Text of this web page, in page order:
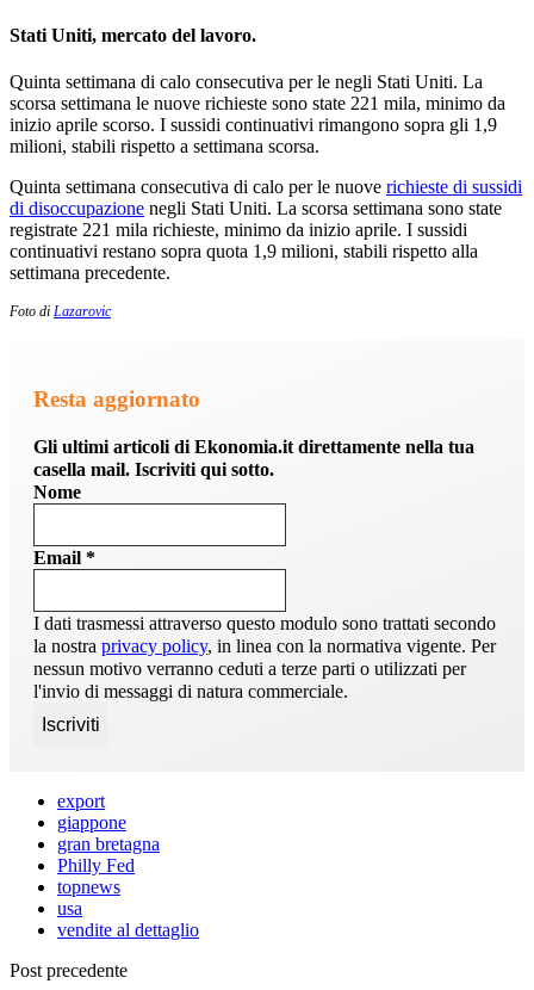
Stati Uniti, mercato del lavoro.
Quinta settimana di calo consecutiva per le negli Stati Uniti. La
scorsa settimana le nuove richieste sono state 221 mila, minimo da
inizio aprile scorso. I sussidi continuativi rimangono sopra gli 1,9
milioni, stabili rispetto a settimana scorsa.
Quinta settimana consecutiva di calo per le nuove richieste di sussidi
di disoccupazione negli Stati Uniti. La scorsa settimana sono state
registrate 221 mila richieste, minimo da inizio aprile. I sussidi
continuativi restano sopra quota 1,9 milioni, stabili rispetto alla
settimana precedente.
Foto di Lazarovic
Resta aggiornato
Gli ultimi articoli di Ekonomia.it direttamente nella tua
casella mail. Iscriviti qui sotto.
Nome
Email *
I dati trasmessi attraverso questo modulo sono trattati secondo
la nostra privacy policy, in linea con la normativa vigente. Per
nessun motivo verranno ceduti a terze parti o utilizzati per
l'invio di messaggi di natura commerciale.
export
giappone
gran bretagna
Philly Fed
topnews
usa
vendite al dettaglio
Post precedente